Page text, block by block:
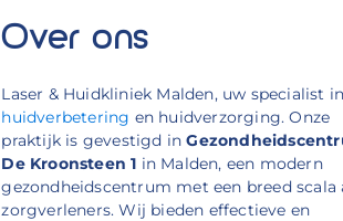
Over ons
Laser & Huidkliniek Malden, uw specialist
huidverbetering en huidverzorging. Onze
praktijk is gevestigd in
De Kroonsteen 1 in Malden, een modern
gezondheidscentrum met een breed scala
zorgverleners. Wij bieden effectieve en